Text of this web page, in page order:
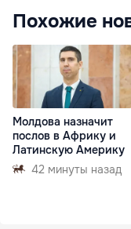
Похожие
Молдова назначит
послов в Африку и
Латинскую Америку
42 минуты назад